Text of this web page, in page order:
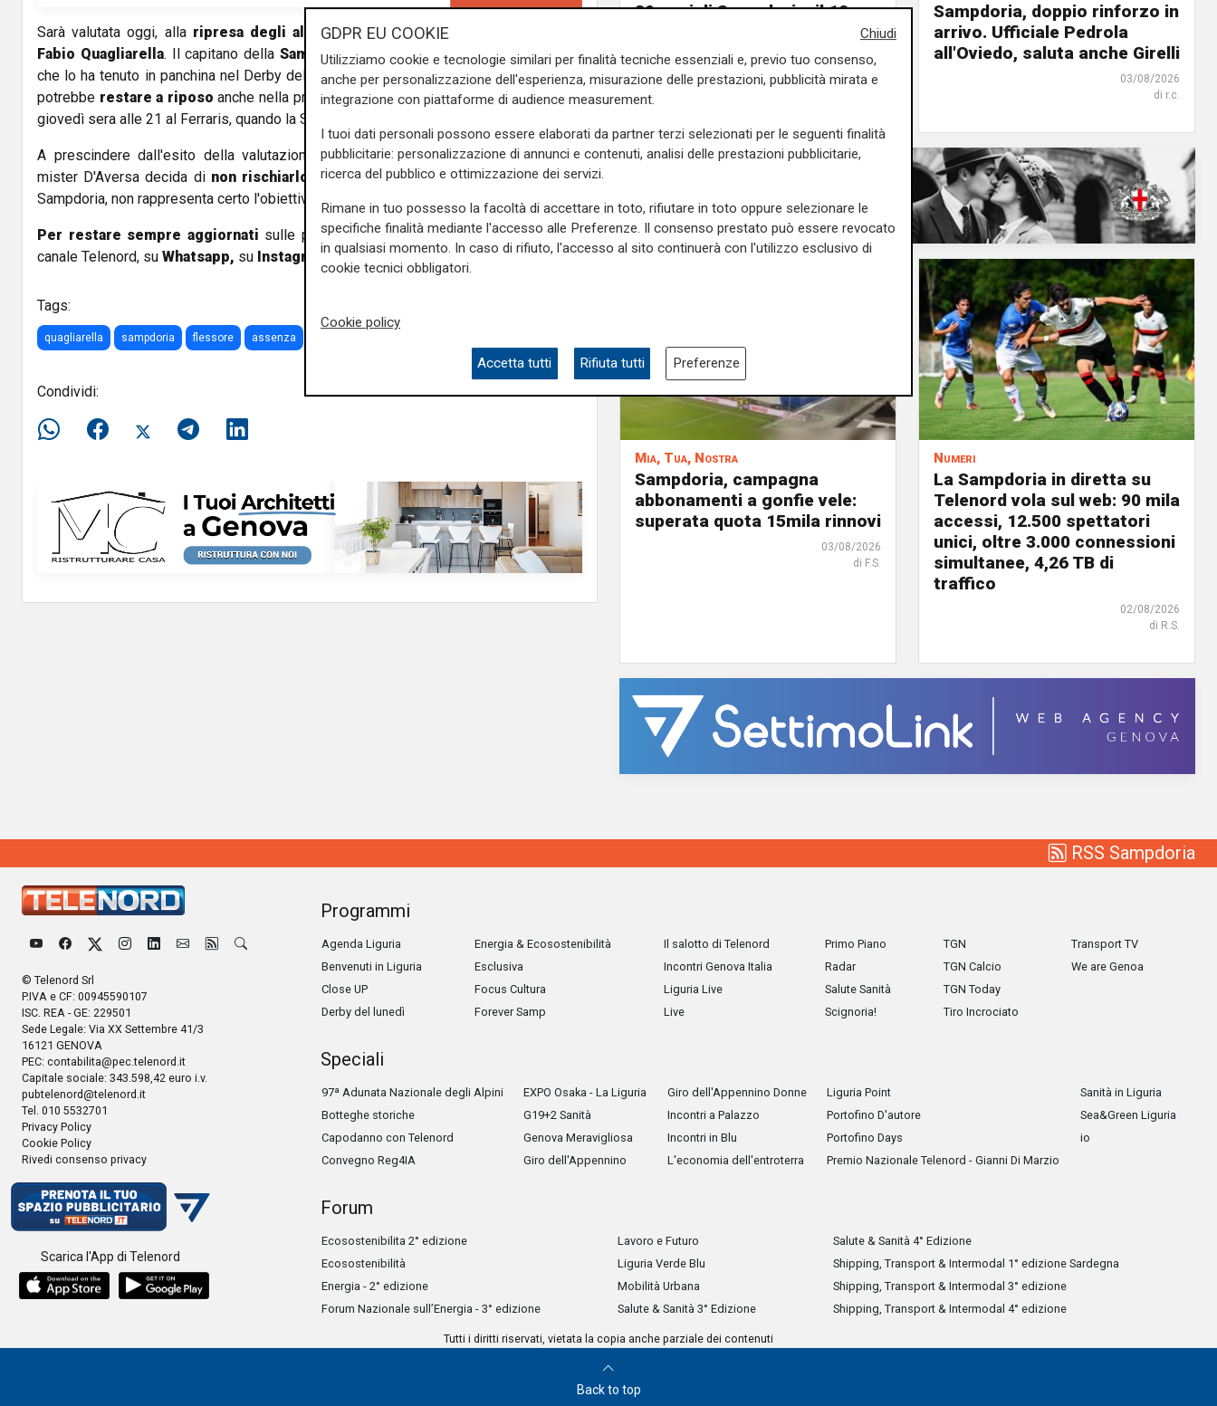
Sarà valutata oggi, allaripresa degli allenamentia Bogliasco, la
Fabio Quagliarella. Il capitano dellaSampdoriasoffre di un problema alflessore
che lo ha tenuto in panchina nel Derby della Lanterna, vinto dai blucerchiati per 3-1, e
potrebbe restare a riposo anche nella prossima gara diCoppa Italia,in programma
giovedì sera alle 21 al Ferraris, quando la Samp sfiderà il
A prescindere dall'esito della valutazione medica, comunque, non è escluso che
mister D'Aversa decida di non rischiarlo
per una competizione che, nei piani della
Sampdoria, non rappresenta certo l'obiettivo principale della stagione.
Per restare sempre aggiornati sulle principali notizie sulla Liguria seguiteci sul
canale Telenord, su Whatsapp, su Instagram, suYoutubee suFacebook .
Tags:
quagliarella sampdoria flessore assenza
Condividi:
80 anni di Sampdoria, il 12
agosto spettacolo al Porto
Antico con 450 droni
04/08/2026
Sampdoria, doppio rinforzo in
arrivo. Ufficiale Pedrola
all'Oviedo, saluta anche Girelli
03/08/2026
di r.c.
Mia, Tua, Nostra
Sampdoria, campagna
abbonamenti a gonfie vele:
superata quota 15mila rinnovi
03/08/2026
di F.S.
Numeri
La Sampdoria in diretta su
Telenord vola sul web: 90 mila
accessi, 12.500 spettatori
unici, oltre 3.000 connessioni
simultanee, 4,26 TB di
traffico
02/08/2026
di R.S.
RSS Sampdoria
© Telenord Srl
P.IVA e CF: 00945590107
ISC. REA - GE: 229501
Sede Legale: Via XX Settembre 41/3
16121 GENOVA
PEC: contabilita@pec.telenord.it
Capitale sociale: 343.598,42 euro i.v.
pubtelenord@telenord.it
Tel. 010 5532701
Privacy Policy
Cookie Policy
Rivedi consenso privacy
Scarica l'App di Telenord
Programmi
Agenda Liguria
Benvenuti in Liguria
Close UP
Derby del lunedì
Energia & Ecosostenibilità
Esclusiva
Focus Cultura
Forever Samp
Il salotto di Telenord
Incontri Genova Italia
Liguria Live
Live
Primo Piano
Radar
Salute Sanità
Scignoria!
TGN
TGN Calcio
TGN Today
Tiro Incrociato
Transport TV
We are Genoa
Speciali
97ª Adunata Nazionale degli Alpini
Botteghe storiche
Capodanno con Telenord
Convegno Reg4IA
EXPO Osaka - La Liguria
G19+2 Sanità
Genova Meravigliosa
Giro dell'Appennino
Giro dell'Appennino Donne
Incontri a Palazzo
Incontri in Blu
L'economia dell'entroterra
Liguria Point
Portofino D'autore
Portofino Days
Premio Nazionale Telenord - Gianni Di Marzio
Sanità in Liguria
Sea&Green Liguria
io
Forum
Ecosostenibilita 2° edizione
Ecosostenibilità
Energia - 2° edizione
Forum Nazionale sull’Energia - 3° edizione
Lavoro e Futuro
Liguria Verde Blu
Mobilità Urbana
Salute & Sanità 3° Edizione
Salute & Sanità 4° Edizione
Shipping, Transport & Intermodal 1° edizione Sardegna
Shipping, Transport & Intermodal 3° edizione
Shipping, Transport & Intermodal 4° edizione
Tutti i diritti riservati, vietata la copia anche parziale dei contenuti
Back to top
Chiudi
GDPR EU COOKIE
Utilizziamo cookie e tecnologie similari per finalità tecniche essenziali e, previo tuo consenso,
anche per personalizzazione dell'esperienza, misurazione delle prestazioni, pubblicità mirata e
integrazione con piattaforme di audience measurement.
I tuoi dati personali possono essere elaborati da partner terzi selezionati per le seguenti finalità
pubblicitarie: personalizzazione di annunci e contenuti, analisi delle prestazioni pubblicitarie,
ricerca del pubblico e ottimizzazione dei servizi.
Rimane in tuo possesso la facoltà di accettare in toto, rifiutare in toto oppure selezionare le
specifiche finalità mediante l'accesso alle Preferenze. Il consenso prestato può essere revocato
in qualsiasi momento. In caso di rifiuto, l'accesso al sito continuerà con l'utilizzo esclusivo di
cookie tecnici obbligatori.
Cookie policy
Accetta tutti Rifiuta tutti Preferenze